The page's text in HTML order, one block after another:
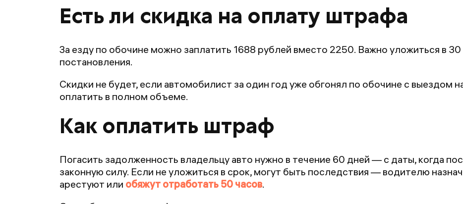
Есть ли скидка на оплату штрафа
За езду по обочине можно заплатить 1688 рублей вместо 2250. Важно уложиться в
постановления.
Скидки не будет, если автомобилист за один год уже обгонял по обочине с выездом
оплатить в полном объеме.
Как оплатить штраф
Погасить задолженность владельцу авто нужно в течение 60 дней — с даты, когда
законную силу. Если не уложиться в срок, могут быть последствия — водителю
арестуют или обяжут отработать 50 часов.